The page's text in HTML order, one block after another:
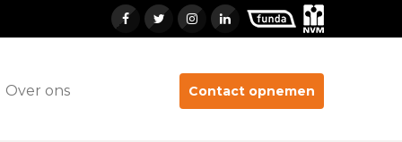
Contact opnemen
Over ons